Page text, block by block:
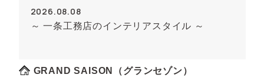
2026.08.08
～ 一条工務店のインテリアスタイル ～
GRAND SAISON（グランセゾン）